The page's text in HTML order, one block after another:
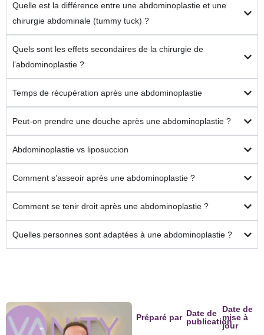
Quelle est la différence entre une abdominoplastie et une
chirurgie abdominale (tummy tuck) ?
Quels sont les effets secondaires de la chirurgie de
l’abdominoplastie ?
Temps de récupération après une abdominoplastie
Peut-on prendre une douche après une abdominoplastie ?
Abdominoplastie vs liposuccion
Comment s’asseoir après une abdominoplastie ?
Comment se tenir droit après une abdominoplastie ?
Quelles personnes sont adaptées à une abdominoplastie ?
Préparé par Date de
publication
Date de
mise à
jour